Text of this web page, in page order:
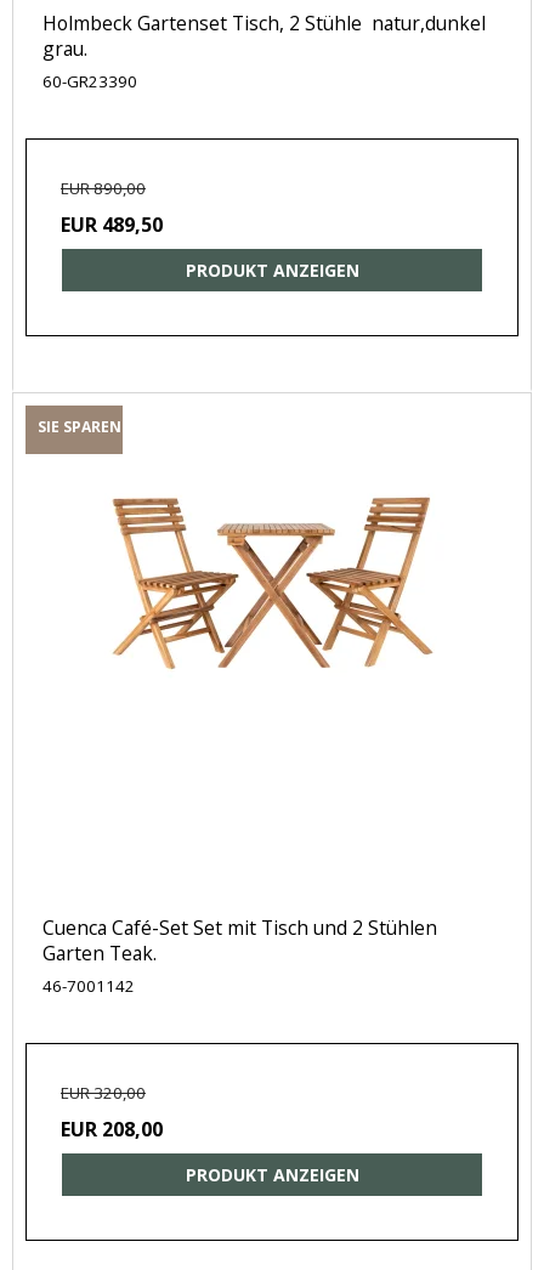
Holmbeck Gartenset Tisch, 2 Stühle natur,dunkel
grau.
60-GR23390
EUR 890,00
EUR 489,50
PRODUKT ANZEIGEN
SIE SPAREN
Cuenca Café-Set Set mit Tisch und 2 Stühlen
Garten Teak.
46-7001142
EUR 320,00
EUR 208,00
PRODUKT ANZEIGEN